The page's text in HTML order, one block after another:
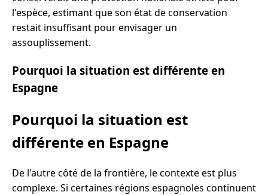
l'espèce, estimant que son état de conservation
restait insuffisant pour envisager un
assouplissement.
Pourquoi la situation est différente en
Espagne
Pourquoi la situation est
différente en Espagne
De l'autre côté de la frontière, le contexte est plus
complexe. Si certaines régions espagnoles continuent